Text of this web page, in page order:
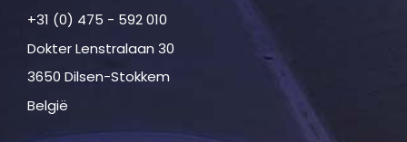
+31 (0) 475 - 592 010
Dokter Lenstralaan 30
3650 Dilsen-Stokkem
België